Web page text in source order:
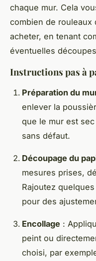
chaque mur. Cela
combien de rouleaux
acheter, en tenant
éventuelles
Instructions pas à
Préparation du
enlever la
que le mur est
sans défaut.
Découpage du
mesures prises,
Rajoutez
pour des
Encollage :
peint ou
choisi, par